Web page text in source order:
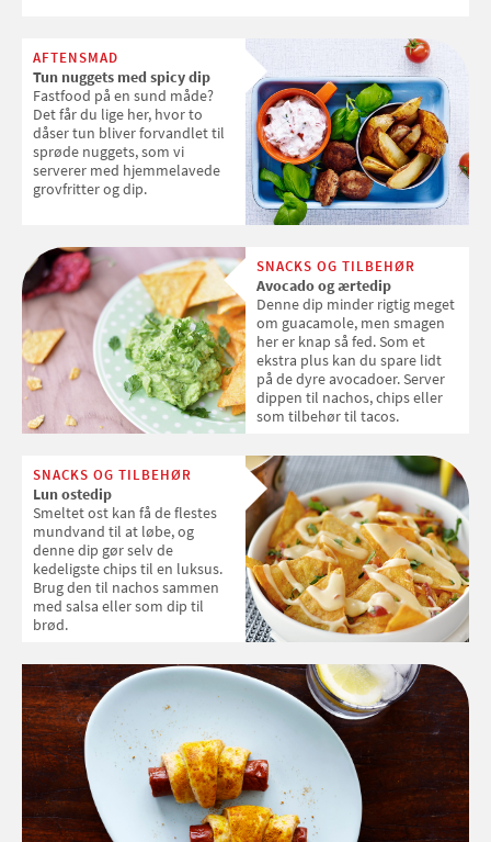
AFTENSMAD
Tun nuggets med spicy dip
Fastfood på en sund måde?
Det får du lige her, hvor to
dåser tun bliver forvandlet til
sprøde nuggets, som vi
serverer med hjemmelavede
grovfritter og dip.
SNACKS OG TILBEHØR
Avocado og ærtedip
Denne dip minder rigtig meget
om guacamole, men smagen
her er knap så fed. Som et
ekstra plus kan du spare lidt
på de dyre avocadoer. Server
dippen til nachos, chips eller
som tilbehør til tacos.
SNACKS OG TILBEHØR
Lun ostedip
Smeltet ost kan få de flestes
mundvand til at løbe, og
denne dip gør selv de
kedeligste chips til en luksus.
Brug den til nachos sammen
med salsa eller som dip til
brød.